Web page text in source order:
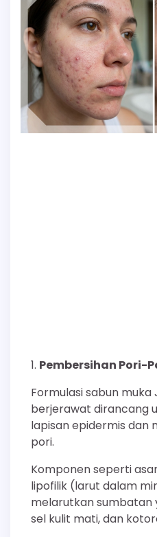
Pembersihan Pori-
Formulasi sabun
berjerawat dirancang
lapisan epidermis dan
pori.
Komponen seperti
lipofilik (larut dalam
melarutkan sumbatan
sel kulit mati, dan